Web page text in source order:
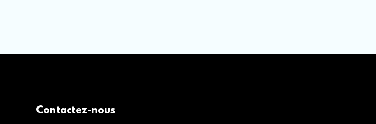
Contactez-nous